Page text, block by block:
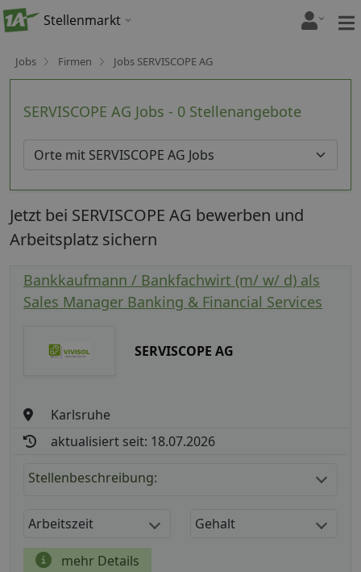
Stellenmarkt
Jobs Firmen Jobs SERVISCOPE AG
SERVISCOPE AG Jobs - 0 Stellenangebote
Jetzt bei SERVISCOPE AG bewerben und
Arbeitsplatz sichern
Bankkaufmann / Bankfachwirt (m/ w/ d) als
Sales Manager Banking & Financial Services
SERVISCOPE AG
Karlsruhe
aktualisiert seit: 18.07.2026
Stellenbeschreibung:
Arbeitszeit Gehalt
mehr Details